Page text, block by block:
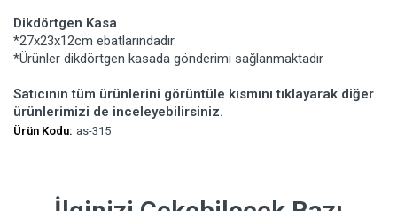
Dikdörtgen Kasa
*27x23x12cm ebatlarındadır.
*Ürünler dikdörtgen kasada gönderimi sağlanmaktadır
Satıcının tüm ürünlerini görüntüle kısmını tıklayarak diğer
ürünlerimizi de inceleyebilirsiniz.
Ürün Kodu: as-315